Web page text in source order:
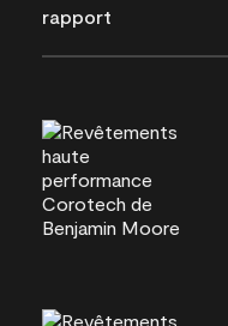
rapport